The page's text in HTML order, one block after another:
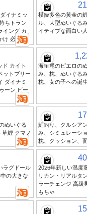
イナミッ
ちトラン
イング カ
け 必携
模擬多色の黄金の
ル、大型ぬいぐる
イティブな面白い
ド カイト
ットブリー
ダイナミ
ーン ビー
海里尾のピエロの
み、枕、ぬいぐる
枕、女の子への誕
ぬいぐる
鯉 クマノ
鯉釣り、クルシア
み、シミュレーシ
枕、クッション、
ラグドール
の大きな
2026年新しい温度
リカン・リアルタ
ラーチェンジ 高級
もちゃ